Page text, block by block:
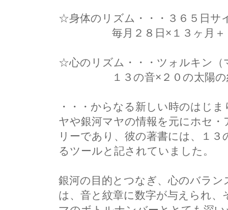
☆身体のリズム・・・３６５日サ
毎月２８日×１３ヶ月＋１
☆心のリズム・・・ツォルキン（
１３の音×２０の太陽の
・・・からなる新しい時のはじ
ヤや銀河マヤの情報を元にホセ
リーであり、彼の著書には、１
るツールと記されていました。
銀河の目的とつなぎ、心のバラ
は、音と紋章に数字が与えられ